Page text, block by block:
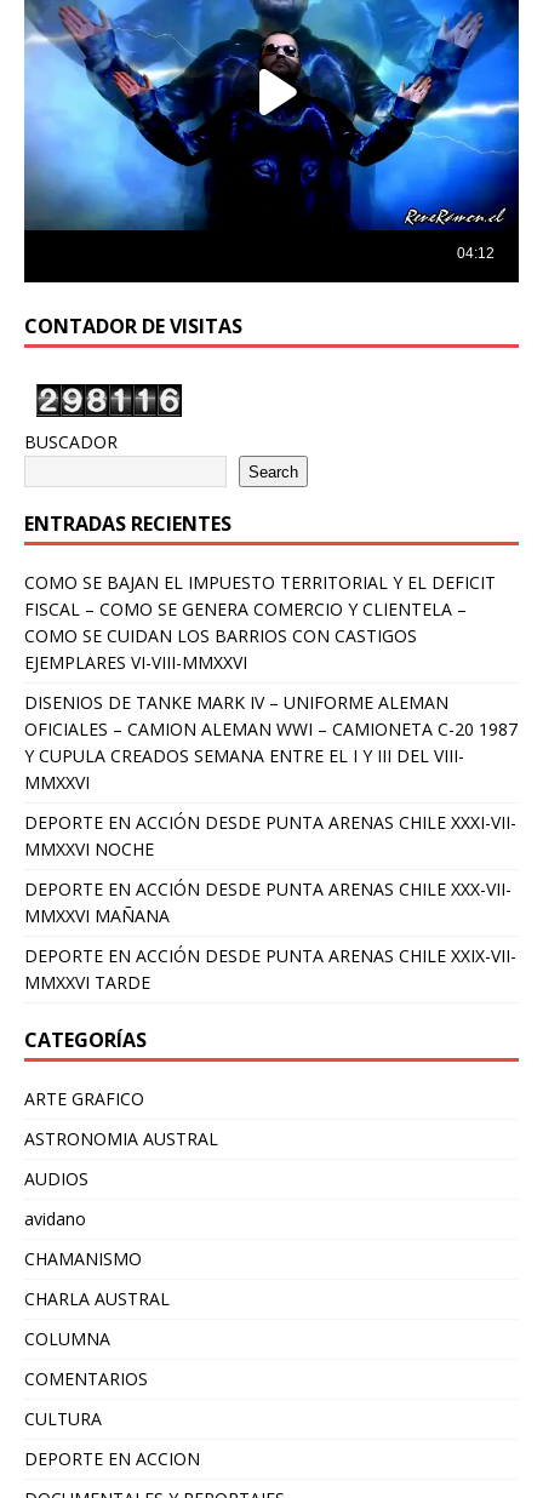
CONTADOR DE VISITAS
BUSCADOR
Search
ENTRADAS RECIENTES
COMO SE BAJAN EL IMPUESTO TERRITORIAL Y EL DEFICIT
FISCAL – COMO SE GENERA COMERCIO Y CLIENTELA –
COMO SE CUIDAN LOS BARRIOS CON CASTIGOS
EJEMPLARES VI-VIII-MMXXVI
DISENIOS DE TANKE MARK IV – UNIFORME ALEMAN
OFICIALES – CAMION ALEMAN WWI – CAMIONETA C-20 1987
Y CUPULA CREADOS SEMANA ENTRE EL I Y III DEL VIII-
MMXXVI
DEPORTE EN ACCIÓN DESDE PUNTA ARENAS CHILE XXXI-VII-
MMXXVI NOCHE
DEPORTE EN ACCIÓN DESDE PUNTA ARENAS CHILE XXX-VII-
MMXXVI MAÑANA
DEPORTE EN ACCIÓN DESDE PUNTA ARENAS CHILE XXIX-VII-
MMXXVI TARDE
CATEGORÍAS
ARTE GRAFICO
ASTRONOMIA AUSTRAL
AUDIOS
avidano
CHAMANISMO
CHARLA AUSTRAL
COLUMNA
COMENTARIOS
CULTURA
DEPORTE EN ACCION